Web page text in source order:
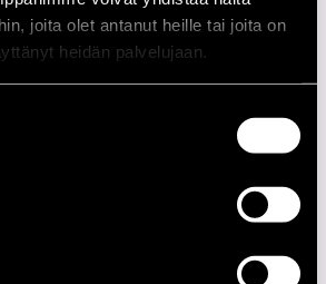
joita olet antanut heille tai joita on
heidän palvelujaan.